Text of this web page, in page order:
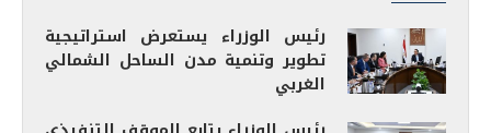
رئيس الوزراء يستعرض استراتيجية
تطوير وتنمية مدن الساحل الشمالي
الغربي